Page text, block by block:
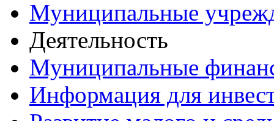
Муниципальные
Деятельность
Муниципальные
Информация для